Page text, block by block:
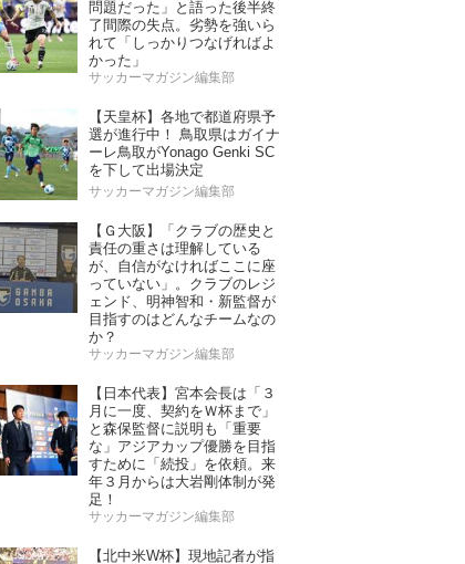
問題だった」と語った後半終
了間際の失点。劣勢を強いら
れて「しっかりつなげればよ
かった」
サッカーマガジン編集部
【天皇杯】各地で都道府県予
選が進行中！ 鳥取県はガイナ
ーレ鳥取がYonago Genki SC
を下して出場決定
サッカーマガジン編集部
【Ｇ大阪】「クラブの歴史と
責任の重さは理解している
が、自信がなければここに座
っていない」。クラブのレジ
ェンド、明神智和・新監督が
目指すのはどんなチームなの
か？
サッカーマガジン編集部
【日本代表】宮本会長は「３
月に一度、契約をＷ杯まで」
と森保監督に説明も「重要
な」アジアカップ優勝を目指
すために「続投」を依頼。来
年３月からは大岩剛体制が発
足！
サッカーマガジン編集部
【北中米W杯】現地記者が指